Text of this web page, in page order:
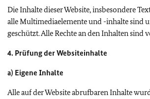
Die Inhalte dieser Website, insbesondere
alle Multimediaelemente und -inhalte sind
geschützt. Alle Rechte an den Inhalten sind
4. Prüfung der Websiteinhalte
a) Eigene Inhalte
Alle auf der Website abrufbaren Inhalte